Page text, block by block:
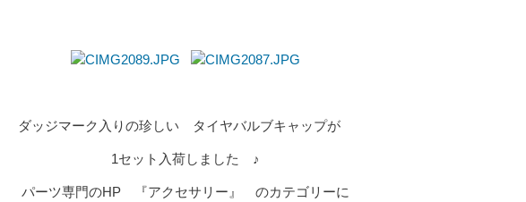
ダッジマーク入りの珍しい タイヤバルブキャップが
1セット入荷しました ♪
パーツ専門のHP 『アクセサリー』 のカテゴリーに